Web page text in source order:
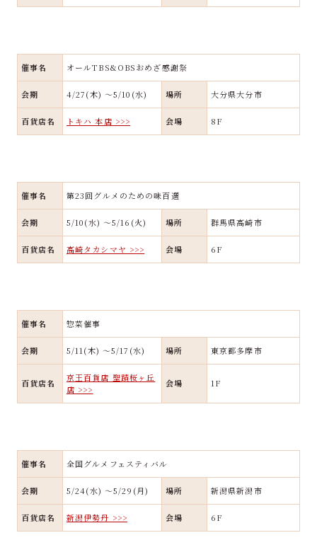
催事名 オールTBS&OBSおめざ感謝祭
会期 4/27(木) ～5/10(水) 場所 大分県大分市
百貨店名 トキハ 本店 >>> 会場 8F
催事名 第23回グルメのための味百選
会期 5/10(水) ～5/16(火) 場所 群馬県高崎市
百貨店名 高崎タカシマヤ >>> 会場 6F
催事名 惣菜催事
会期 5/11(木) ～5/17(水) 場所 東京都多摩市
百貨店名
京王百貨店 聖蹟桜ヶ丘
店 >>>
会場 1F
催事名 全国グルメフェスティバル
会期 5/24(水) ～5/29(月) 場所 新潟県新潟市
百貨店名 新潟伊勢丹 >>> 会場 6F